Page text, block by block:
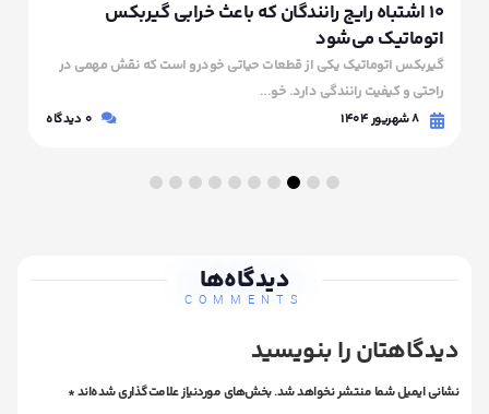
۱۰ اشتباه رایج رانندگان که باعث خرابی گیربکس
اتوماتیک می‌شود
گیربکس اتوماتیک یکی از قطعات حیاتی خودرو است که نقش مهمی در
راحتی و کیفیت رانندگی دارد. خو...
۸ شهریور ۱۴۰۴ 0 دیدگاه
دیدگاه‌ها
COMMENTS
دیدگاهتان را بنویسید
نشانی ایمیل شما منتشر نخواهد شد.بخش‌های موردنیاز علامت‌گذاری شده‌اند*